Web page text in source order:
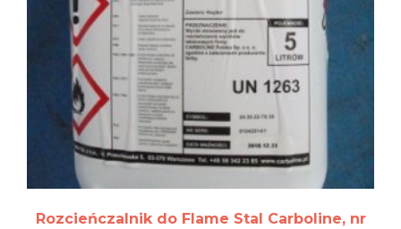
Rozcieńczalnik do Flame Stal Carboline, nr